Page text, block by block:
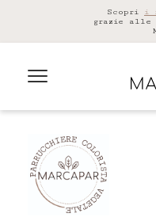
Scopri i
grazie alle